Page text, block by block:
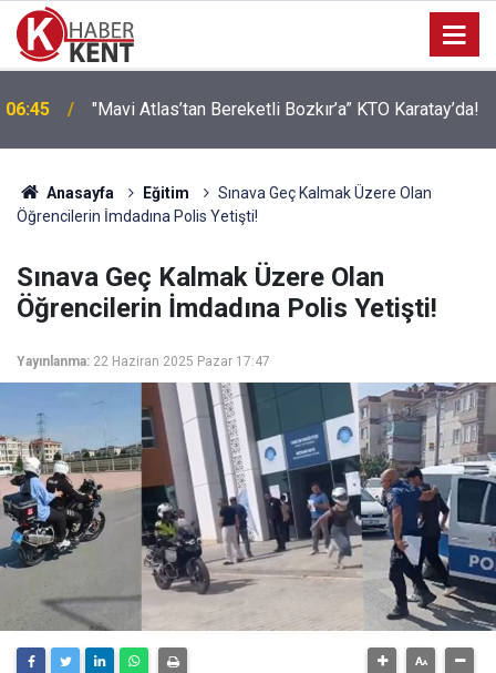
06:45 "Mavi Atlas’tan Bereketli Bozkır’a” KTO Karatay’da!
Anasayfa Eğitim
Sınava Geç Kalmak Üzere Olan
Öğrencilerin İmdadına Polis Yetişti!
Sınava Geç Kalmak Üzere Olan
Öğrencilerin İmdadına Polis Yetişti!
Yayınlanma: 22 Haziran 2025 Pazar 17:47